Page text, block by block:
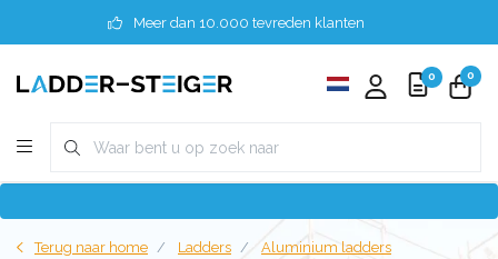
Meer dan 10.000 tevreden klanten
0 0
Terug naar home Ladders
Aluminium ladders